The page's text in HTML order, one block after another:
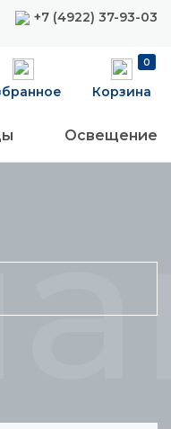
+7 (4922) 37-93-03
0
Корзина
Освещение